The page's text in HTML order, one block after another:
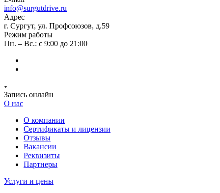
info@surgutdrive.ru
Адрес
г. Сургут, ул. Профсоюзов, д.59
Режим работы
Пн. – Вс.: с 9:00 до 21:00
Запись онлайн
О нас
О компании
Сертификаты и лицензии
Отзывы
Вакансии
Реквизиты
Партнеры
Услуги и цены